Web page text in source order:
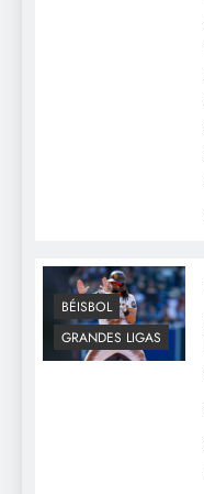
BÉISBOL
GRANDES LIGAS